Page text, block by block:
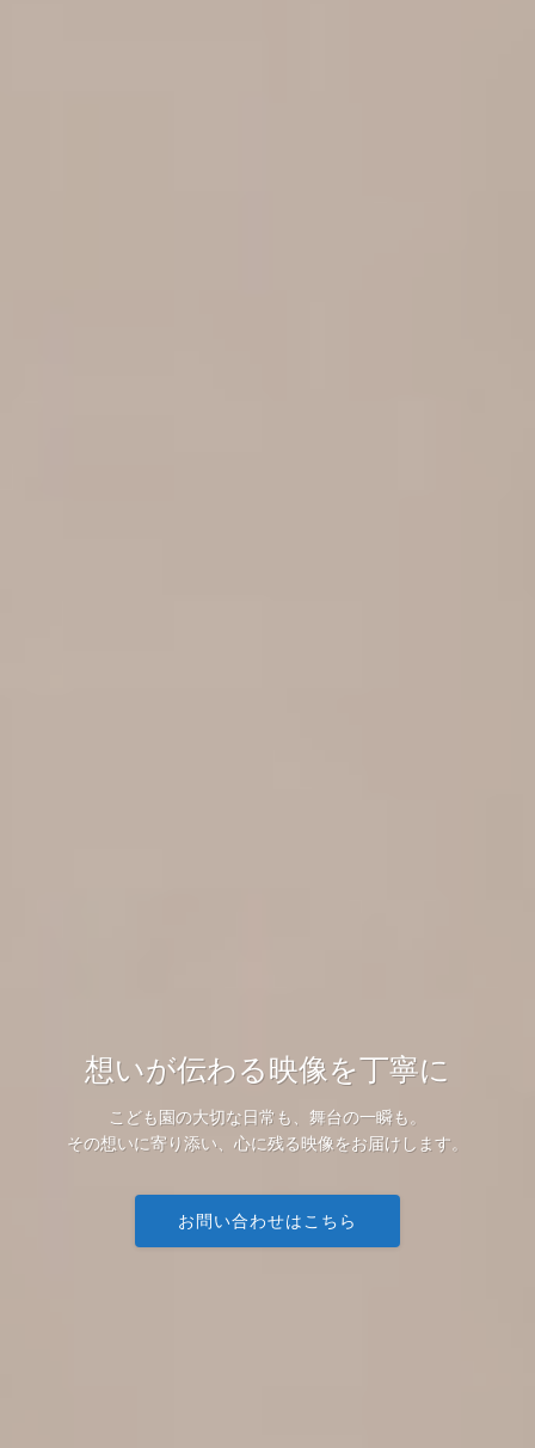
想いが伝わる映像を丁寧に
こども園の大切な日常も、舞台の一瞬も。
その想いに寄り添い、心に残る映像をお届けします。
お問い合わせはこちら